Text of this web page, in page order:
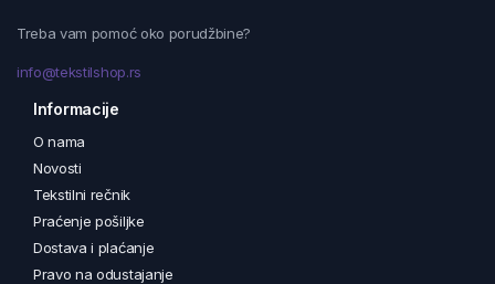
Treba vam pomoć oko porudžbine?
info@tekstilshop.rs
Informacije
O nama
Novosti
Tekstilni rečnik
Praćenje pošiljke
Dostava i plaćanje
Pravo na odustajanje